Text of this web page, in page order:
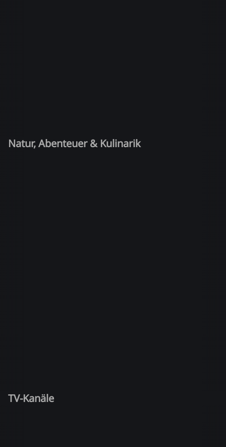
Natur, Abenteuer & Kulinarik
TV-Kanäle